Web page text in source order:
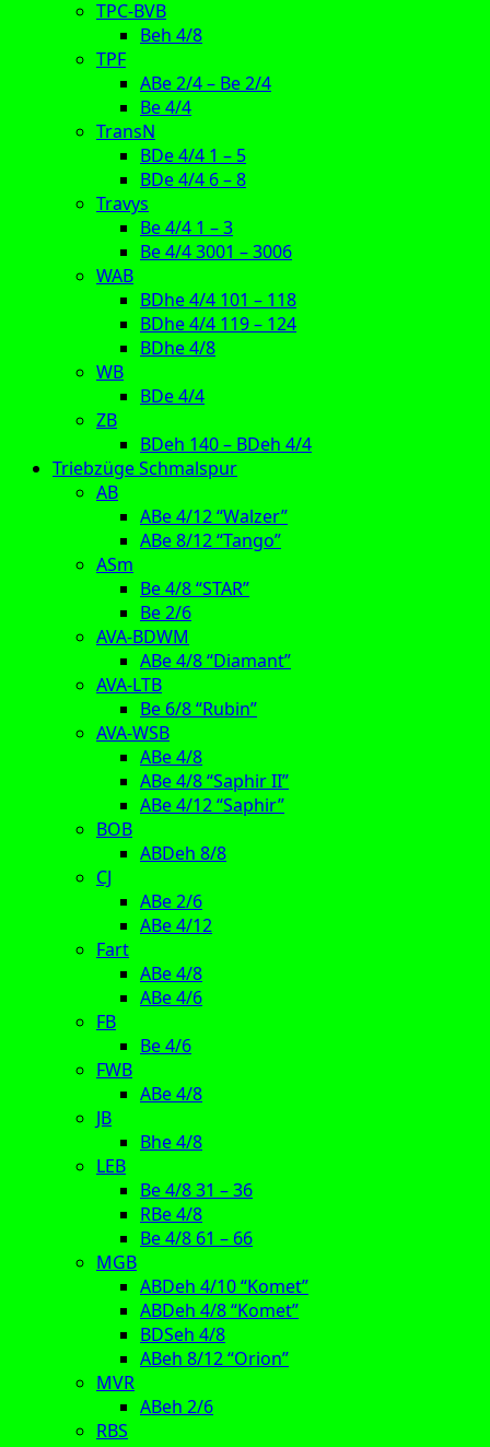
TPC-BVB
Beh 4/8
TPF
ABe 2/4 – Be 2/4
Be 4/4
TransN
BDe 4/4 1 – 5
BDe 4/4 6 – 8
Travys
Be 4/4 1 – 3
Be 4/4 3001 – 3006
WAB
BDhe 4/4 101 – 118
BDhe 4/4 119 – 124
BDhe 4/8
WB
BDe 4/4
ZB
BDeh 140 – BDeh 4/4
Triebzüge Schmalspur
AB
ABe 4/12 “Walzer”
ABe 8/12 “Tango”
ASm
Be 4/8 “STAR”
Be 2/6
AVA-BDWM
ABe 4/8 “Diamant”
AVA-LTB
Be 6/8 “Rubin”
AVA-WSB
ABe 4/8
ABe 4/8 “Saphir II”
ABe 4/12 “Saphir”
BOB
ABDeh 8/8
CJ
ABe 2/6
ABe 4/12
Fart
ABe 4/8
ABe 4/6
FB
Be 4/6
FWB
ABe 4/8
JB
Bhe 4/8
LEB
Be 4/8 31 – 36
RBe 4/8
Be 4/8 61 – 66
MGB
ABDeh 4/10 “Komet”
ABDeh 4/8 “Komet”
BDSeh 4/8
ABeh 8/12 “Orion”
MVR
ABeh 2/6
RBS